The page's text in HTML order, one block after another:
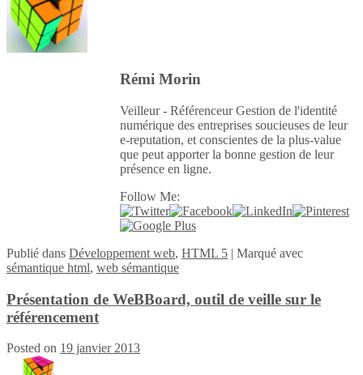
Rémi Morin
Veilleur - Référenceur Gestion de l'identité
numérique des entreprises soucieuses de leur
e-reputation, et conscientes de la plus-value
que peut apporter la bonne gestion de leur
présence en ligne.
Follow Me:
Publié dans Développement web, HTML 5 | Marqué avec
sémantique html, web sémantique
Présentation de WeBBoard, outil de veille sur le
référencement
Posted on 19 janvier 2013